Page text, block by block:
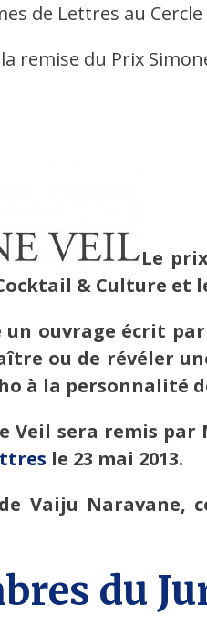
de Lettres au
remise du Prix
Le
& Culture et
un ouvrage écrit
ou de révéler
à la personnalité
Veil sera remis
le 23 mai 2013.
Vaiju Naravane,
du